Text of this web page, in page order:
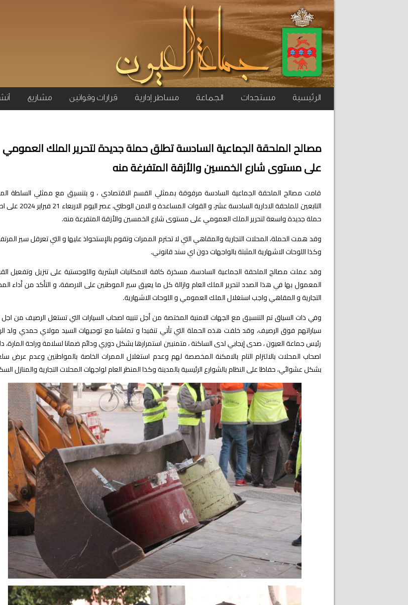
الرئيسية مستجدات الجماعة مساطر إدارية قرارات وقوانين مشاريع
مصالح الملحقة الجماعية السادسة تطلق حملة جديدة لتحرير الملك العمومي
على مستوى شارع الخمسين والأزقة المتفرغة منه
قامت مصالح الملحقة الجماعية السادسة مرفوقة بممثلي القسم الاقتصادي ، و بتنسيق مع ممثلي السلطة
التابعين للملحقة الادارية السادسة عشر، و القوات المساعدة و
حملة جديدة واسعة لتحرير الملك العمومي على مستوى شارع الخمسين والأزقة المتفرعة منه.
وقد همت الحملة، المحلات التجارية والمقاهي التي لا تحترم الممرات وتقوم بالإستحواذ عليها و التي تعرقل سير
وكذا اللوحات الاشهارية المثبتة بالواجهات دون اي سند قانوني.
وقد عملت مصالح الملحقة الجماعية السادسة، مسخرة كافة الامكانيات البشرية واللوجستية على تنزيل وتفعيل
المعمول بها في هذا الصدد لتحرير الملك العام وازالة كل ما يعيق سير الموطنين على الارصفة، و التأكد من أداء
التجارية و المقاهي واجب استغلال الملك العمومي و اللوحات الاشهارية.
وفي ذات السياق تم التنسيق مع الجهات الامنية المختصة من أجل تنبيه اصحاب السيارات التي تستغل الرصيف من
سياراتهم فوق الرصيف، وقد خلفت هذه الحملة التي تأتي تنفيدا و تماشيا مع توجيهات السيد مولاي حمدي ولد
رئيس جماعة العيون ، صدى إيجابي لدى الساكنة ، متمنيين استمرارها بشكل دوري ودائم ضمانا لسلامة وراحة المارة،
اصحاب المحلات بالالتزام التام بالامكنة المخصصة لهم وعدم استغلال الممرات الخاصة بالمواطنين وعدم عرض
بشكل عشوائي، حفاظا على النظام بالشوارع الرئيسية بالمدينة وكذا المنظر العام لواجهات المحلات التجارية والمنازل